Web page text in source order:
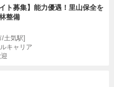
ト募集】能力優遇！里山保全を
整備
土気駅]
キャリア